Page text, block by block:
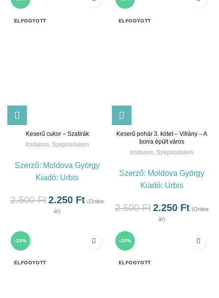
ELFOGYOTT
Keserű cukor – Szatírák
Irodalom, Szépirodalom
Szerző: Moldova György
Kiadó: Urbis
2.500Ft2.250 Ft (Online
ár)
ELFOGYOTT
Keserű pohár 3. kötet – Villány – A
borra épült város
Irodalom, Szépirodalom
Szerző: Moldova György
Kiadó: Urbis
2.500Ft2.250 Ft (Online
ár)
-10%
ELFOGYOTT
-10%
ELFOGYOTT